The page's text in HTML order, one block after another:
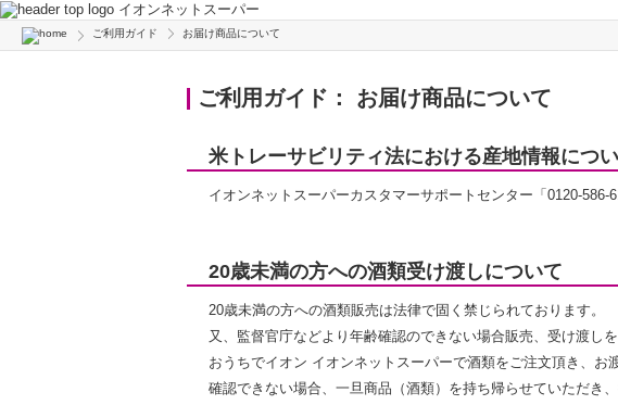
イオンネットスーパー
ご利用ガイド お届け商品について
ご利用ガイド： お届け商品について
米トレーサビリティ法における産地情報につ
イオンネットスーパーカスタマーサポートセンター「0120-
20歳未満の方への酒類受け渡しについて
20歳未満の方への酒類販売は法律で固く禁じられております。
又、監督官庁などより年齢確認のできない場合販売、受け渡し
おうちでイオン イオンネットスーパーで酒類をご注文頂き、お
確認できない場合、一旦商品（酒類）を持ち帰らせていただき